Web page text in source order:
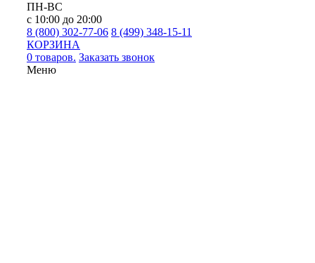
ПН-ВС
с 10:00 до 20:00
8 (800) 302-77-06 8 (499) 348-15-11
КОРЗИНА
0 товаров. Заказать звонок
Меню